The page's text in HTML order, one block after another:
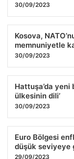
30/09/2023
Kosova,
memnuniyetle
30/09/2023
Hattuşa’da yeni
ülkesinin dili’
30/09/2023
Euro Bölgesi
düşük seviyeye
29/09/2023